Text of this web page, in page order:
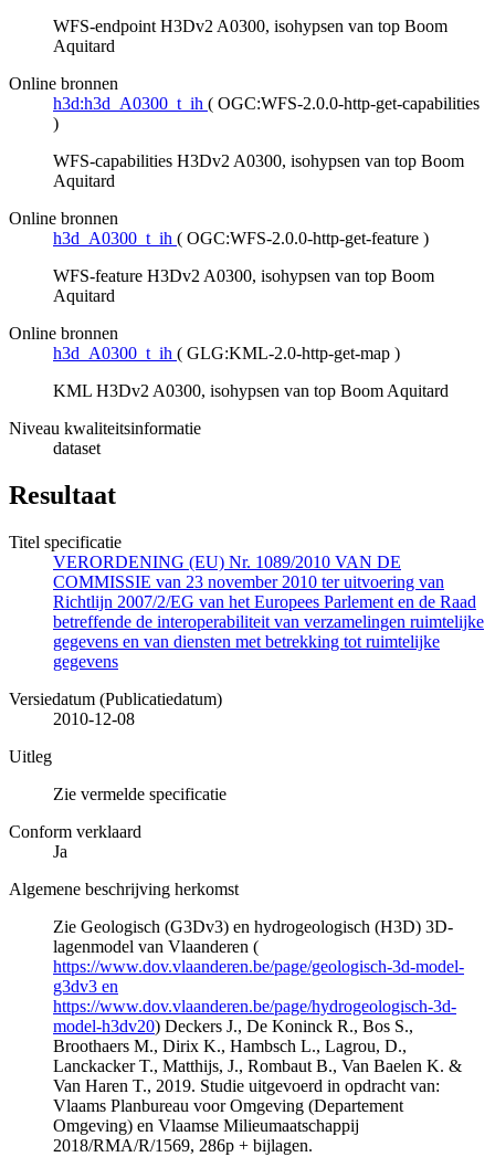
WFS-endpoint H3Dv2 A0300, isohypsen van top Boom
Aquitard
Online bronnen
h3d:h3d_A0300_t_ih ( OGC:WFS-2.0.0-http-get-capabilities
)
WFS-capabilities H3Dv2 A0300, isohypsen van top Boom
Aquitard
Online bronnen
h3d_A0300_t_ih ( OGC:WFS-2.0.0-http-get-feature )
WFS-feature H3Dv2 A0300, isohypsen van top Boom
Aquitard
Online bronnen
h3d_A0300_t_ih ( GLG:KML-2.0-http-get-map )
KML H3Dv2 A0300, isohypsen van top Boom Aquitard
Niveau kwaliteitsinformatie
dataset
Resultaat
Titel specificatie
VERORDENING (EU) Nr. 1089/2010 VAN DE
COMMISSIE van 23 november 2010 ter uitvoering van
Richtlijn 2007/2/EG van het Europees Parlement en de Raad
betreffende de interoperabiliteit van verzamelingen ruimtelijke
gegevens en van diensten met betrekking tot ruimtelijke
gegevens
Versiedatum (Publicatiedatum)
2010-12-08
Uitleg
Zie vermelde specificatie
Conform verklaard
Ja
Algemene beschrijving herkomst
Zie Geologisch (G3Dv3) en hydrogeologisch (H3D) 3D-
lagenmodel van Vlaanderen (
https://www.dov.vlaanderen.be/page/geologisch-3d-model-
g3dv3 en
https://www.dov.vlaanderen.be/page/hydrogeologisch-3d-
model-h3dv20) Deckers J., De Koninck R., Bos S.,
Broothaers M., Dirix K., Hambsch L., Lagrou, D.,
Lanckacker T., Matthijs, J., Rombaut B., Van Baelen K. &
Van Haren T., 2019. Studie uitgevoerd in opdracht van:
Vlaams Planbureau voor Omgeving (Departement
Omgeving) en Vlaamse Milieumaatschappij
2018/RMA/R/1569, 286p + bijlagen.